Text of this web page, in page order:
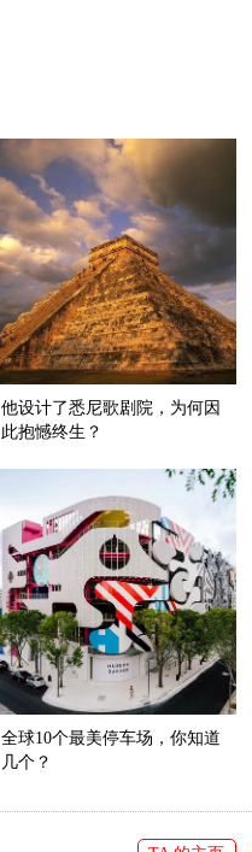
他设计了悉尼歌剧院，为何因
此抱憾终生？
全球10个最美停车场，你知道
几个？